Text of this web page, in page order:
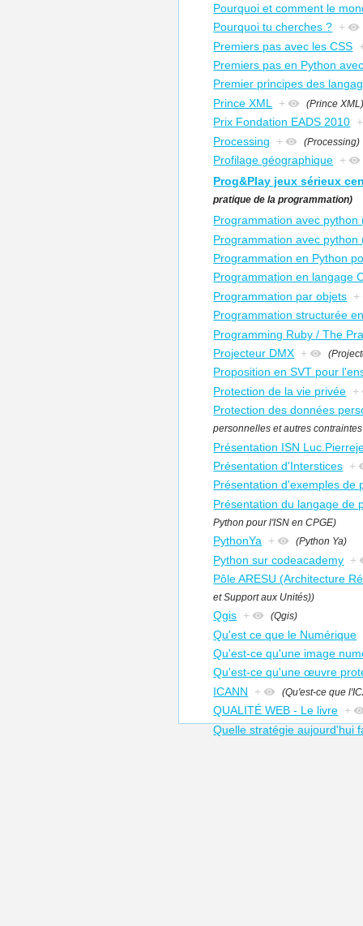
Pourquoi et comment le
Pourquoi tu cherches ? +
Premiers pas avec les CSS
Premiers pas en Python
Premier principes des
Prince XML
+ (Prince
Prix Fondation EADS 2010 +
Processing
+ (Processing)
Profilage géographique +
Prog&Play jeux sérieux
pratique de la programmation)
Programmation avec python
Programmation avec python
Programmation en Python
Programmation en langage
Programmation par objets +
Programmation structurée
Programming Ruby / The
Projecteur DMX +
Proposition en SVT pour
Protection de la vie privée +
Protection des données
personnelles et autres
Présentation ISN
Présentation d'Interstices +
Présentation d'exemples de
Présentation du langage de
Python pour l'ISN en CPGE)
PythonYa + (Python Ya)
Python sur codeacademy +
Pôle ARESU (Architecture
et Support aux Unités))
Qgis + (Qgis)
Qu'est ce que le Numérique
Qu'est-ce qu'une image
Qu'est-ce qu'une œuvre
ICANN
+ (Qu'est-ce que
QUALITÉ WEB - Le livre +
Quelle stratégie aujourd'hui